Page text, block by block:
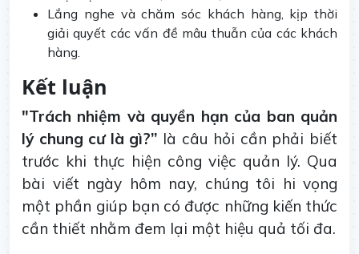
Lắng nghe và chăm sóc khách hàng, kịp thời
giải quyết các vấn đề mâu thuẫn của các khách
hàng.
Kết luận
"Trách nhiệm và quyền hạn của ban quản
lý chung cư là gì?” là câu hỏi cần phải biết
trước khi thực hiện công việc quản lý. Qua
bài viết ngày hôm nay, chúng tôi hi vọng
một phần giúp bạn có được những kiến thức
cần thiết nhằm đem lại một hiệu quả tối đa.